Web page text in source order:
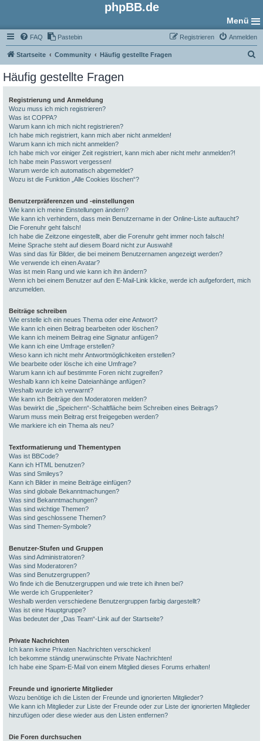
phpBB.de
Menü
FAQ Pastebin Anmelden
Registrieren
Startseite Community Häufig gestellte Fragen
Häufig gestellte Fragen
Registrierung und Anmeldung
Wozu muss ich mich registrieren?
Was ist COPPA?
Warum kann ich mich nicht registrieren?
Ich habe mich registriert, kann mich aber nicht anmelden!
Warum kann ich mich nicht anmelden?
Ich habe mich vor einiger Zeit registriert, kann mich aber nicht mehr anmelden?!
Ich habe mein Passwort vergessen!
Warum werde ich automatisch abgemeldet?
Wozu ist die Funktion „Alle Cookies löschen“?
Benutzerpräferenzen und -einstellungen
Wie kann ich meine Einstellungen ändern?
Wie kann ich verhindern, dass mein Benutzername in der Online-Liste auftaucht?
Die Forenuhr geht falsch!
Ich habe die Zeitzone eingestellt, aber die Forenuhr geht immer noch falsch!
Meine Sprache steht auf diesem Board nicht zur Auswahl!
Was sind das für Bilder, die bei meinem Benutzernamen angezeigt werden?
Wie verwende ich einen Avatar?
Was ist mein Rang und wie kann ich ihn ändern?
Wenn ich bei einem Benutzer auf den E-Mail-Link klicke, werde ich aufgefordert, mich
anzumelden.
Beiträge schreiben
Wie erstelle ich ein neues Thema oder eine Antwort?
Wie kann ich einen Beitrag bearbeiten oder löschen?
Wie kann ich meinem Beitrag eine Signatur anfügen?
Wie kann ich eine Umfrage erstellen?
Wieso kann ich nicht mehr Antwortmöglichkeiten erstellen?
Wie bearbeite oder lösche ich eine Umfrage?
Warum kann ich auf bestimmte Foren nicht zugreifen?
Weshalb kann ich keine Dateianhänge anfügen?
Weshalb wurde ich verwarnt?
Wie kann ich Beiträge den Moderatoren melden?
Was bewirkt die „Speichern“-Schaltfläche beim Schreiben eines Beitrags?
Warum muss mein Beitrag erst freigegeben werden?
Wie markiere ich ein Thema als neu?
Textformatierung und Thementypen
Was ist BBCode?
Kann ich HTML benutzen?
Was sind Smileys?
Kann ich Bilder in meine Beiträge einfügen?
Was sind globale Bekanntmachungen?
Was sind Bekanntmachungen?
Was sind wichtige Themen?
Was sind geschlossene Themen?
Was sind Themen-Symbole?
Benutzer-Stufen und Gruppen
Was sind Administratoren?
Was sind Moderatoren?
Was sind Benutzergruppen?
Wo finde ich die Benutzergruppen und wie trete ich ihnen bei?
Wie werde ich Gruppenleiter?
Weshalb werden verschiedene Benutzergruppen farbig dargestellt?
Was ist eine Hauptgruppe?
Was bedeutet der „Das Team“-Link auf der Startseite?
Private Nachrichten
Ich kann keine Privaten Nachrichten verschicken!
Ich bekomme ständig unerwünschte Private Nachrichten!
Ich habe eine Spam-E-Mail von einem Mitglied dieses Forums erhalten!
Freunde und ignorierte Mitglieder
Wozu benötige ich die Listen der Freunde und ignorierten Mitglieder?
Wie kann ich Mitglieder zur Liste der Freunde oder zur Liste der ignorierten Mitglieder
hinzufügen oder diese wieder aus den Listen entfernen?
Die Foren durchsuchen